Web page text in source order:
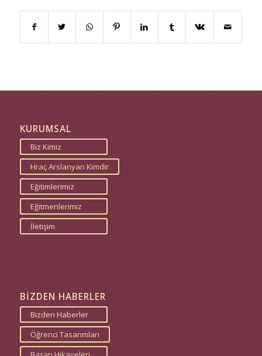
KURUMSAL
Biz Kimiz
Hraç Arslanyan Kimdir
Eğitimlerimiz
Eğitmenlerimiz
İletişim
BİZDEN HABERLER
Bizden Haberler
Öğrenci Tasarımları